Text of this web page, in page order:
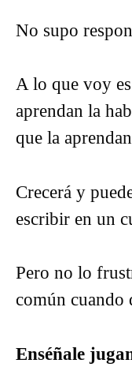
No supo
A lo que voy
aprendan la
que la
Crecerá y
escribir en un
Pero no lo
común cuando
Enséñale